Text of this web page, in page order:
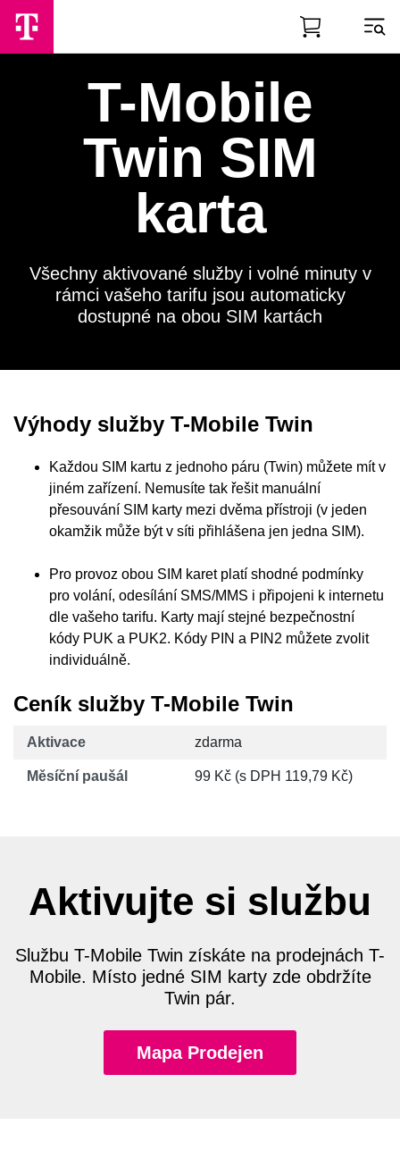
Skip to Main Content
T-Mobile
Twin SIM
karta
Všechny aktivované služby i volné minuty v
rámci vašeho tarifu jsou automaticky
dostupné na obou SIM kartách
Výhody služby T-Mobile Twin
Každou SIM kartu z jednoho páru (Twin) můžete mít v
jiném zařízení. Nemusíte tak řešit manuální
přesouvání SIM karty mezi dvěma přístroji (v jeden
okamžik může být v síti přihlášena jen jedna SIM).
Pro provoz obou SIM karet platí shodné podmínky
pro volání, odesílání SMS/MMS i připojeni k internetu
dle vašeho tarifu. Karty mají stejné bezpečnostní
kódy PUK a PUK2. Kódy PIN a PIN2 můžete zvolit
individuálně.
Ceník služby T-Mobile Twin
Aktivace zdarma
Měsíční paušál 99 Kč (s DPH 119,79 Kč)
Aktivujte si službu
Službu T-Mobile Twin získáte na prodejnách T-
Mobile. Místo jedné SIM karty zde obdržíte
Twin pár.
Mapa Prodejen